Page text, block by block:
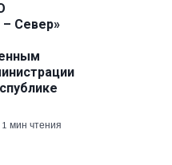
Север»
1 мин чтения